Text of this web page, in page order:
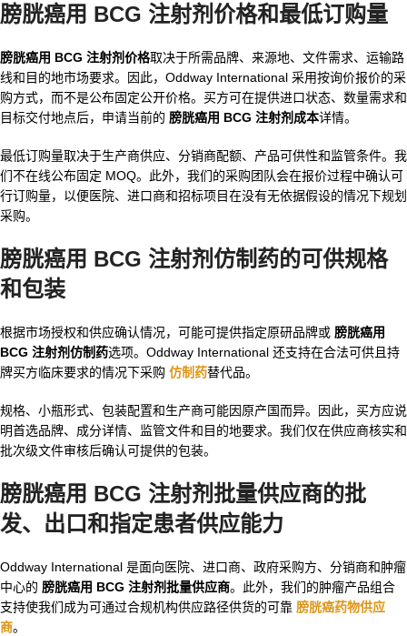
膀胱癌用 BCG 注射剂价格和最低订购量
膀胱癌用 BCG 注射剂价格取决于所需品牌、来源地、文件需求、运输路
线和目的地市场要求。因此，Oddway International 采用按询价报价的采
购方式，而不是公布固定公开价格。买方可在提供进口状态、数量需求和
目标交付地点后，申请当前的 膀胱癌用 BCG 注射剂成本详情。
最低订购量取决于生产商供应、分销商配额、产品可供性和监管条件。我
们不在线公布固定 MOQ。此外，我们的采购团队会在报价过程中确认可
行订购量，以便医院、进口商和招标项目在没有无依据假设的情况下规划
采购。
膀胱癌用 BCG 注射剂仿制药的可供规格
和包装
根据市场授权和供应确认情况，可能可提供指定原研品牌或 膀胱癌用
BCG 注射剂仿制药选项。Oddway International 还支持在合法可供且持
牌买方临床要求的情况下采购 仿制药替代品。
规格、小瓶形式、包装配置和生产商可能因原产国而异。因此，买方应说
明首选品牌、成分详情、监管文件和目的地要求。我们仅在供应商核实和
批次级文件审核后确认可提供的包装。
膀胱癌用 BCG 注射剂批量供应商的批
发、出口和指定患者供应能力
Oddway International 是面向医院、进口商、政府采购方、分销商和肿瘤
中心的 膀胱癌用 BCG 注射剂批量供应商。此外，我们的肿瘤产品组合
支持使我们成为可通过合规机构供应路径供货的可靠 膀胱癌药物供应
商。